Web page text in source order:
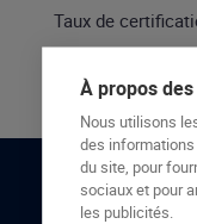
Taux de
À propos
Nous utilisons
des
du site, pour
sociaux et pour
les publicités.